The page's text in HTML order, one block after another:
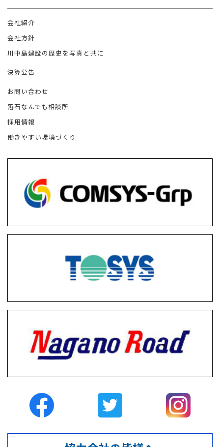
会社紹介
会社方針
川中島建設の歴史を写真と共に
決算公告
お問い合わせ
落石なんでも相談所
採用情報
働きやすい環境づくり